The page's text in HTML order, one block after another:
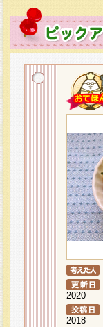
2020
2018